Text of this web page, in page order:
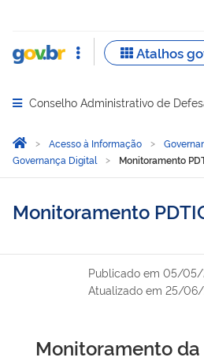
Abrir menu principal de
Conselho Administrativo de
Você está aqui:
Página Inicial
Acesso à Informação
Governança Digital
Monitoramento
Monitoramento
Publicado em 05/05/
Atualizado em 25/06/
Monitoramento